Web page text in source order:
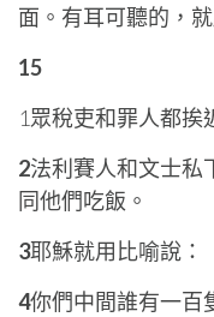
面。有耳可聽的，就
15
1眾稅吏和罪人都挨
2法利賽人和文士私
同他們吃飯。
3耶穌就用比喻說：
4你們中間誰有一百